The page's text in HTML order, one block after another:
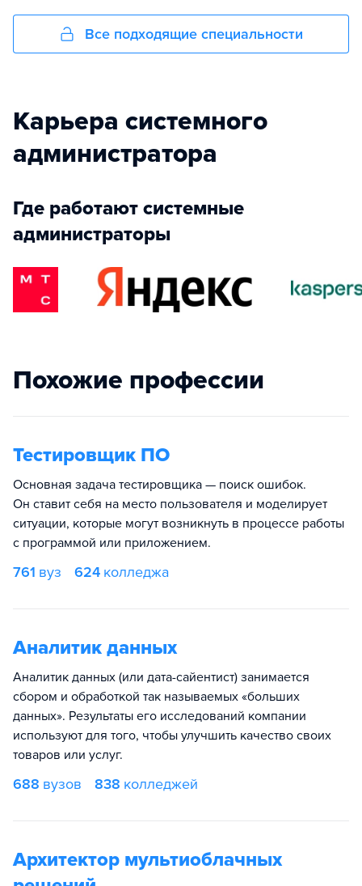
Все подходящие специальности
Карьера системного
администратора
Где работают системные
администраторы
Похожие профессии
Тестировщик ПО
Основная задача тестировщика — поиск ошибок.
Он ставит себя на место пользователя и моделирует
ситуации, которые могут возникнуть в процессе работы
с программой или приложением.
761 вуз 624 колледжа
Аналитик данных
Аналитик данных (или дата-сайентист) занимается
сбором и обработкой так называемых «больших
данных». Результаты его исследований компании
используют для того, чтобы улучшить качество своих
товаров или услуг.
688 вузов 838 колледжей
Архитектор мультиоблачных